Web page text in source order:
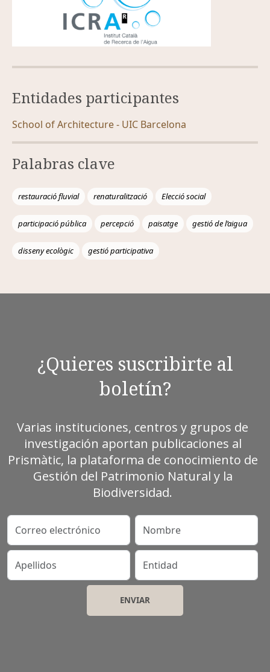
Entidades participantes
School of Architecture - UIC Barcelona
Palabras clave
restauració fluvial renaturalització Elecció social
participació pública percepció paisatge gestió de l’aigua
disseny ecològic gestió participativa
¿Quieres suscribirte al
boletín?
Varias instituciones, centros y grupos de
investigación aportan publicaciones al
Prismàtic, la plataforma de conocimiento de
Gestión del Patrimonio Natural y la
Biodiversidad.
Correo electrónico Nombre
Apellidos Entidad